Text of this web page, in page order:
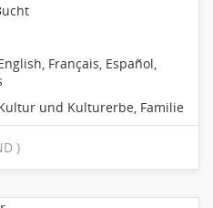
Français, Español,
und Kulturerbe Familie
)